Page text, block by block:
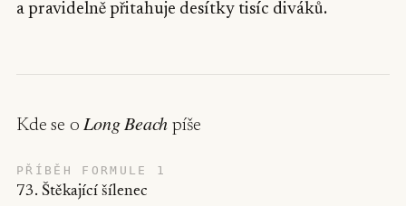
a pravidelně přitahuje desítky tisíc diváků.
Kde se oLong Beach píše
PŘÍBĚH FORMULE 1
73. Štěkající šílenec